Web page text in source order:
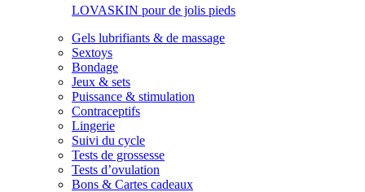
LOVASKIN pour de jolis pieds
Gels lubrifiants & de massage
Sextoys
Bondage
Jeux & sets
Puissance & stimulation
Contraceptifs
Lingerie
Suivi du cycle
Tests de grossesse
Tests d’ovulation
Bons & Cartes cadeaux